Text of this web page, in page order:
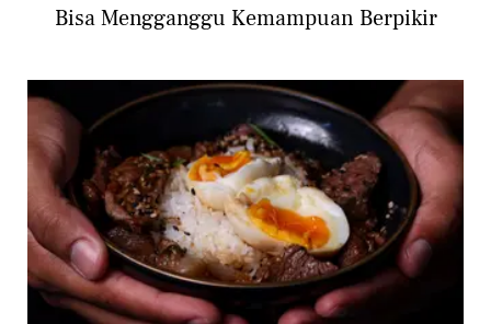
Bisa Mengganggu Kemampuan Berpikir